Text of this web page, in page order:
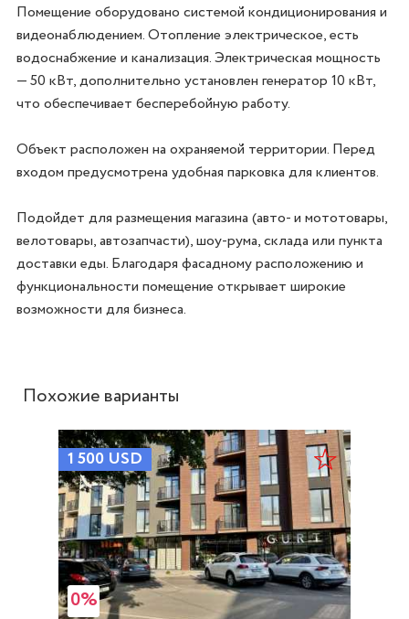
Помещение оборудовано системой кондиционирования и
видеонаблюдением. Отопление электрическое, есть
водоснабжение и канализация. Электрическая мощность
— 50 кВт, дополнительно установлен генератор 10 кВт,
что обеспечивает бесперебойную работу.
Объект расположен на охраняемой территории. Перед
входом предусмотрена удобная парковка для клиентов.
Подойдет для размещения магазина (авто- и мототовары,
велотовары, автозапчасти), шоу-рума, склада или пункта
доставки еды. Благодаря фасадному расположению и
функциональности помещение открывает широкие
Похожие варианты
1 500 USD
0%